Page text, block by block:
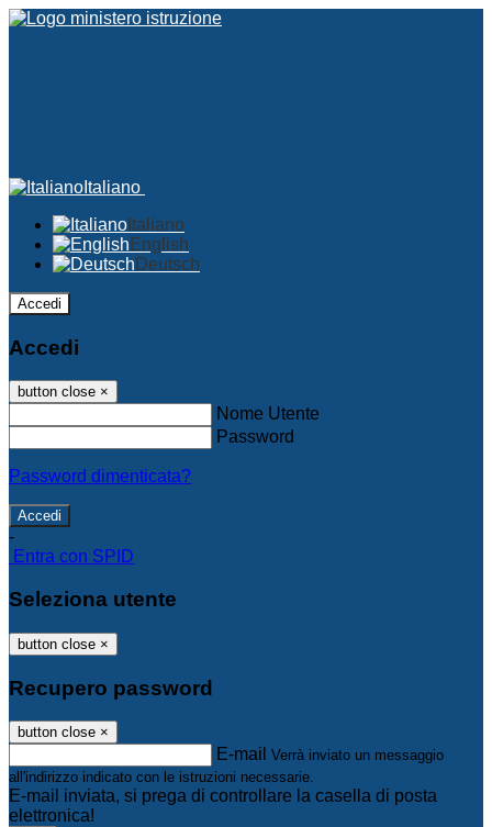
Italiano
Italiano
English
Deutsch
Accedi
Accedi
button close ×
Nome Utente
Password
Password dimenticata?
-
Entra con SPID
Seleziona utente
button close ×
Recupero password
button close ×
E-mail Verrà inviato un messaggio
all'indirizzo indicato con le istruzioni necessarie.
E-mail inviata, si prega di controllare la casella di posta
elettronica!